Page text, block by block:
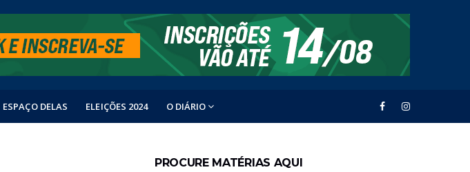
ESPAÇO DELAS ELEIÇÕES 2024 O DIÁRIO
PROCURE MATÉRIAS AQUI